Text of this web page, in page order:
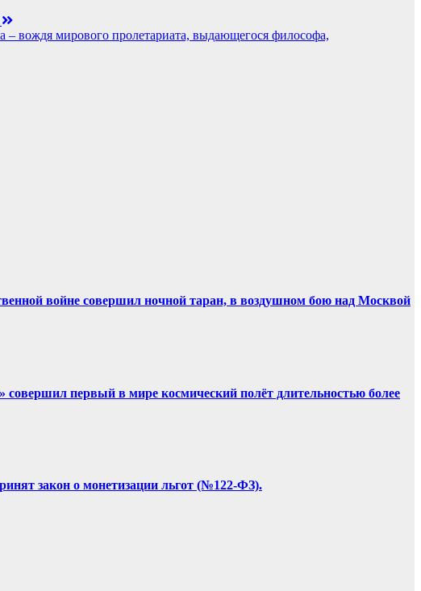
– вождя мирового пролетариата, выдающегося философа,
войне совершил ночной таран, в воздушном бою над Москвой
совершил первый в мире космический полёт длительностью более
закон о монетизации льгот (№122-ФЗ).